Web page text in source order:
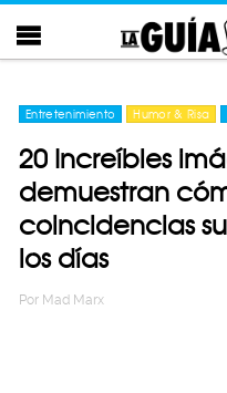
Entretenimiento Humor & Risa
20 Increíbles
demuestran
coincidencias
los días
Por Mad Marx